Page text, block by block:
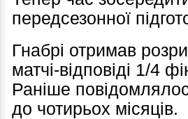
передсезонної
Гнабрі отримав
матчі-відповіді 1/4
Раніше
до чотирьох місяців.